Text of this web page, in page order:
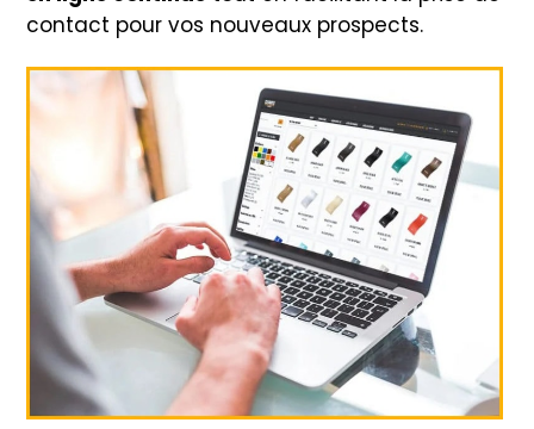
contact pour vos nouveaux prospects.